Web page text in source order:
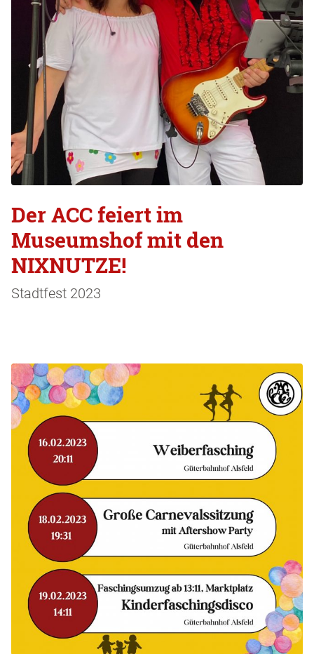
Der ACC feiert im
Museumshof mit den
NIXNUTZE!
Stadtfest 2023